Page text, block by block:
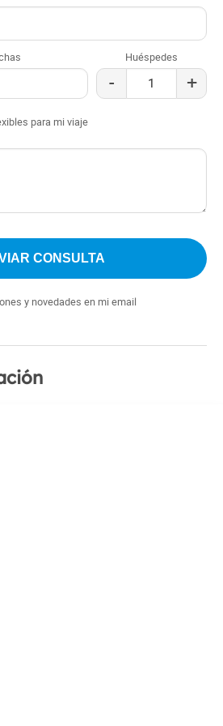
Huéspedes
- +
para mi viaje
y novedades en mi email